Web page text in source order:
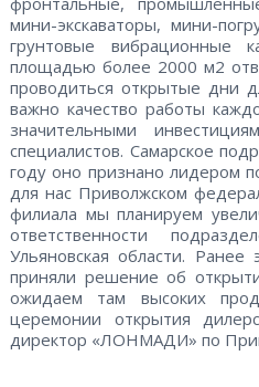
мини-экскаваторы, мини-
грунтовые вибрационные
площадью более 2000 м2
проводиться открытые дни
важно качество работы
значительными
специалистов. Самарское
году оно признано лидером
для нас Приволжском
филиала мы планируем
ответственности
Ульяновская области.
приняли решение об
ожидаем там высоких
церемонии открытия
директор «ЛОНМАДИ» по